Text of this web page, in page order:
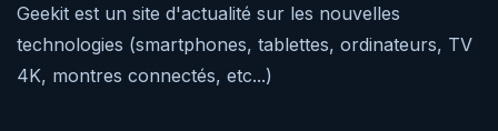
Geekit est un site d'actualité sur les nouvelles
technologies (smartphones, tablettes, ordinateurs, TV
4K, montres connectés, etc...)